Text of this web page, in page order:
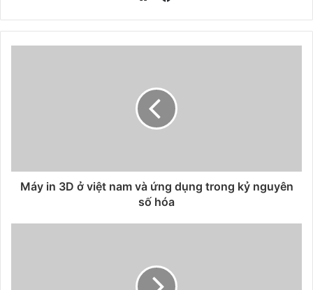
e
b
e
c
e
o
k
Máy in 3D ở việt nam và ứng dụng trong kỷ nguyên
số hóa